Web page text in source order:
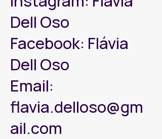
Dell Oso
Facebook: Flávia
Dell Oso
Email:
flavia.delloso@gm
ail.com